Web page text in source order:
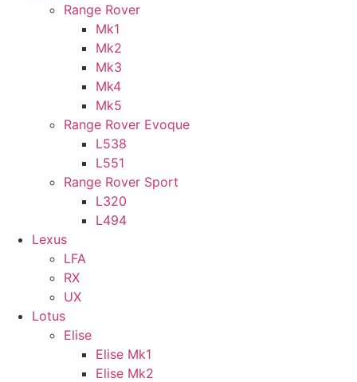
Range Rover
Mk1
Mk2
Mk3
Mk4
Mk5
Range Rover Evoque
L538
L551
Range Rover Sport
L320
L494
Lexus
LFA
RX
UX
Lotus
Elise
Elise Mk1
Elise Mk2